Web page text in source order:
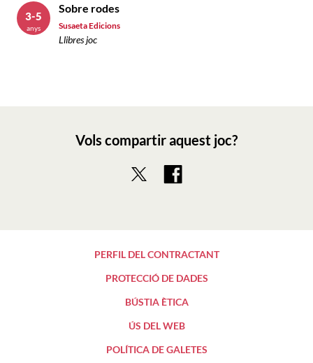
Sobre rodes
Susaeta Edicions
Llibres joc
3-5
anys
Vols compartir aquest joc?
PERFIL DEL CONTRACTANT
PROTECCIÓ DE DADES
BÚSTIA ÈTICA
ÚS DEL WEB
POLÍTICA DE GALETES